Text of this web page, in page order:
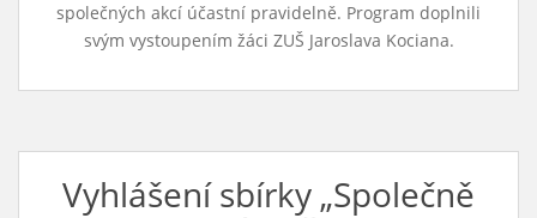
společných akcí účastní pravidelně. Program doplnili
svým vystoupením žáci ZUŠ Jaroslava Kociana.
Vyhlášení sbírky „Společně